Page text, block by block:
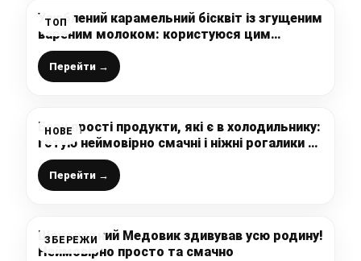
ТОП
Улюблений карамельний бісквіт із згущеним
вареним молоком: користуюся цим
простим рецептом дуже часто
Перейти →
НОВЕ
Беру прості продукти, які є в холодильнику:
готую неймовірно смачні і ніжні рогалики з
яблучною начинкою до чаю, завжди вдала і
швидка випічка
Перейти →
ЗБЕРЕЖИ
Шоколадний Медовик здивував усю родину!
Неймовірно просто та смачно